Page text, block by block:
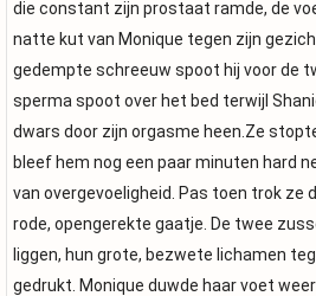
die constant zijn prostaat ramde, de
natte kut van Monique tegen zijn
gedempte schreeuw spoot hij voor de
sperma spoot over het bed terwijl
dwars door zijn orgasme heen.Ze
bleef hem nog een paar minuten hard
van overgevoeligheid. Pas toen trok ze
rode, opengerekte gaatje. De twee
liggen, hun grote, bezwete lichamen
gedrukt. Monique duwde haar voet